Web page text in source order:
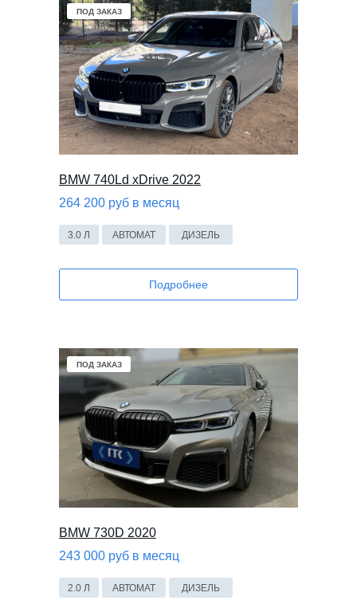
BMW 740Ld xDrive 2022
264 200 руб в месяц
Подробнее
3.0 Л АВТОМАТ ДИЗЕЛЬ
ПОД ЗАКАЗ
BMW 730D 2020
243 000 руб в месяц
2.0 Л
ПОД ЗАКАЗ
АВТОМАТ ДИЗЕЛЬ